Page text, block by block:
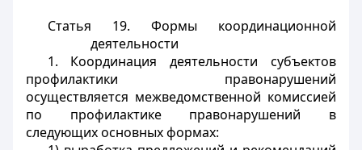
Статья 19. Формы координационной
деятельности
1. Координация деятельности субъектов
профилактики правонарушений
осуществляется межведомственной комиссией
по профилактике правонарушений в
следующих основных формах: